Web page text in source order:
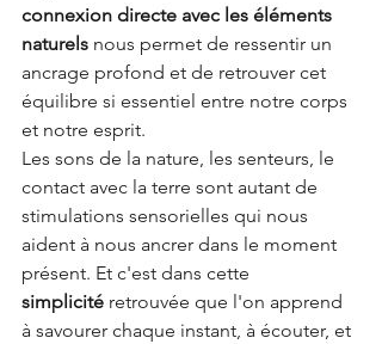
connexion directe avec les éléments
naturels nous permet de ressentir un
ancrage profond et de retrouver cet
équilibre si essentiel entre notre corps
et notre esprit.
Les sons de la nature, les senteurs, le
contact avec la terre sont autant de
stimulations sensorielles qui nous
aident à nous ancrer dans le moment
présent. Et c'est dans cette
simplicité retrouvée que l'on apprend
à savourer chaque instant, à écouter, et